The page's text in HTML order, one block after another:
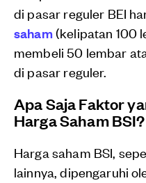
di pasar reguler BEI
saham(kelipatan 100
membeli 50 lembar
di pasar reguler.
Apa Saja Faktor
Harga Saham BSI?
Harga saham BSI,
lainnya, dipengaruhi